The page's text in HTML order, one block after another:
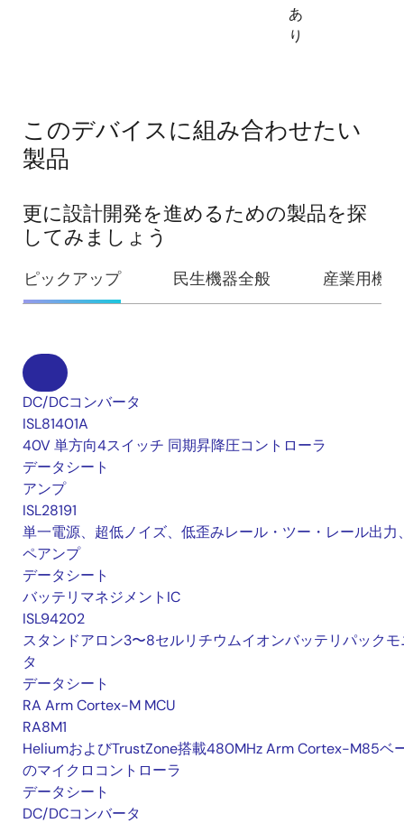
あ
り
このデバイスに組み合わせたい
製品
更に設計開発を進めるための製品を探
してみましょう
ピックアップ 民生機器全般 産業用機器
DC/DCコンバータ
ISL81401A
40V 単方向4スイッチ 同期昇降圧コントローラ
データシート
アンプ
ISL28191
単一電源、超低ノイズ、低歪みレール・ツー・レール出力
ペアンプ
データシート
バッテリマネジメントIC
ISL94202
スタンドアロン3〜8セルリチウムイオンバッテリパックモ
タ
データシート
RA Arm Cortex-M MCU
RA8M1
HeliumおよびTrustZone搭載480MHz Arm Cortex-M85ベ
のマイクロコントローラ
データシート
DC/DCコンバータ